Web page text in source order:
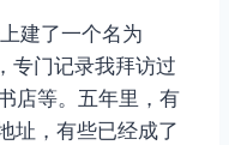
建了一个名为
专门记录我拜访过
店等。五年里，有
址，有些已经成了